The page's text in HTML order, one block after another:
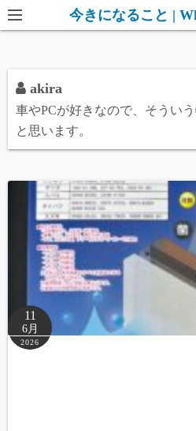
コ
ン
ン
キ
今きになること |
akira
車やPCが好きなので、そうい
と思います。
11
6月
2026